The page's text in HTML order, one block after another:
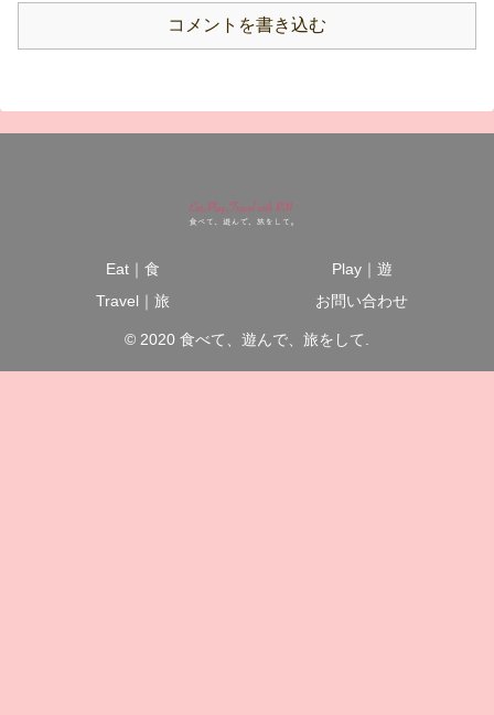
コメントを書き込む
Eat｜食
Play｜遊
Travel｜旅
お問い合わせ
© 2020 食べて、遊んで、旅をして.